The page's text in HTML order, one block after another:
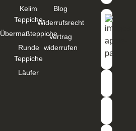
Kelim
Teppiche
Übermaßteppiche
Runde
Teppiche
Läufer
Blog
Widerrufsrecht
Vertrag
widerrufen